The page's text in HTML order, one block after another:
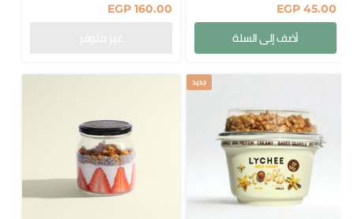
EGP 45.00
أضف إلى السلة
EGP 160.00
جديد